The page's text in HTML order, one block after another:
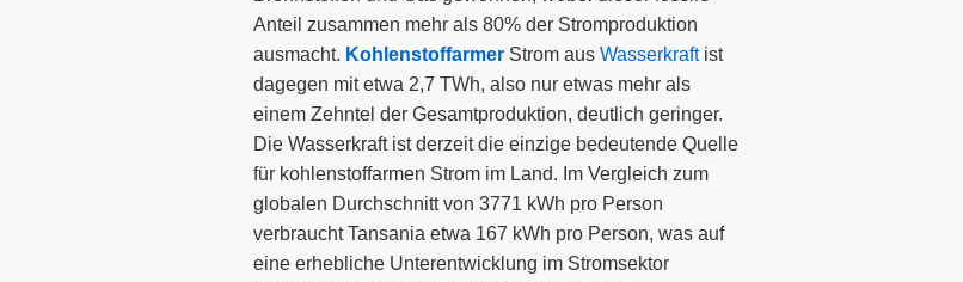
Anteil zusammen mehr als 80% der Stromproduktion
ausmacht. Kohlenstoffarmer Strom aus Wasserkraftist
dagegen mit etwa 2,7 TWh, also nur etwas mehr als
einem Zehntel der Gesamtproduktion, deutlich geringer.
Die Wasserkraft ist derzeit die einzige bedeutende Quelle
für kohlenstoffarmen Strom im Land. Im Vergleich zum
globalen Durchschnitt von 3771 kWh pro Person
verbraucht Tansania etwa 167 kWh pro Person, was auf
eine erhebliche Unterentwicklung im Stromsektor